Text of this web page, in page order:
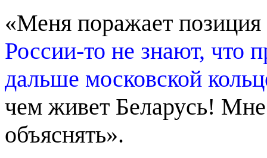
«Меня поражает позиция
России-то не знают, что
дальше московской
чем живет Беларусь!
объяснять».